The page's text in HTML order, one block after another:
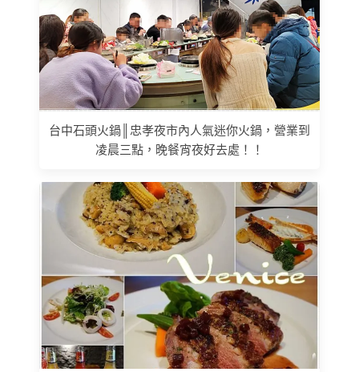
台中石頭火鍋║忠孝夜市內人氣迷你火鍋，營業到
凌晨三點，晚餐宵夜好去處！！